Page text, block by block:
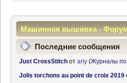
Машинная вышивка -
Информационный центр
Последние сообщения
Just CrossStitchот ariy(Журналы по
Jolis torchons au point de croix 2019